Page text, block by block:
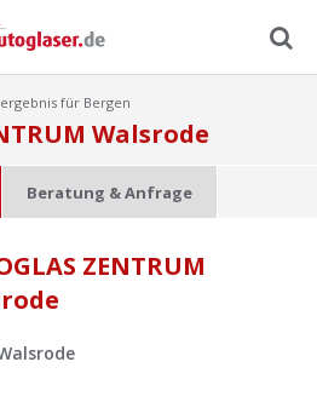
Menu
für Bergen
Walsrode
Beratung & Anfrage
ZENTRUM